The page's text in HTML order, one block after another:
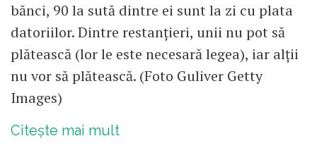
bănci, 90 la sută dintre ei sunt la zi cu plata
datoriilor. Dintre restanțieri, unii nu pot să
plătească (lor le este necesară legea), iar alții
nu vor să plătească. (Foto Guliver Getty
Images)
Citește mai mult